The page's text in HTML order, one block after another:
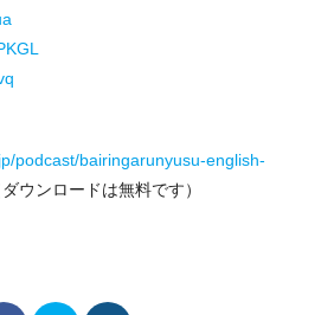
podcast/bairingarunyusu-english-
ダウンロードは無料です）